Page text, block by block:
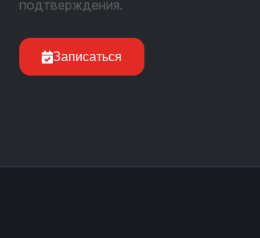
подтверждения.
Записаться